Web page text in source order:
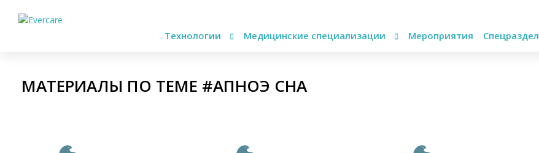
Технологии Медицинские специализации Мероприятия Спецраздел
МАТЕРИАЛЫ ПО ТЕМЕ #АПНОЭ СНА